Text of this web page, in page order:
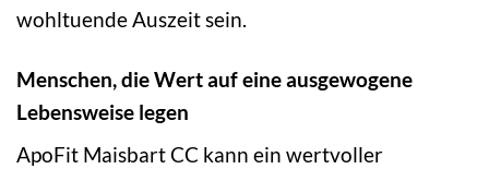
wohltuende Auszeit sein.
Menschen, die Wert auf eine ausgewogene
Lebensweise legen
ApoFit Maisbart CC kann ein wertvoller